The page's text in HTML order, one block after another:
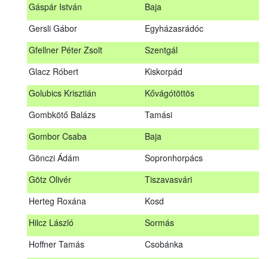
Gáspár István
Baja
Gersli Gábor
Egyházasrádóc
Gfellner Péter Zsolt
Szentgál
Glacz Róbert
Kiskorpád
Golubics Krisztián
Kővágótöttös
Gombkötő Balázs
Tamási
Gombor Csaba
Baja
Gönczi Ádám
Sopronhorpács
Götz Olivér
Tiszavasvári
Herteg Roxána
Kosd
Hilcz László
Sormás
Hoffner Tamás
Csobánka
Gaál Győző Bálint
Esztergom
Miskolc
Szilvásvárad
Egyházasrádóc
Kiskorpád
Kővágótöttös
Gombor Csaba